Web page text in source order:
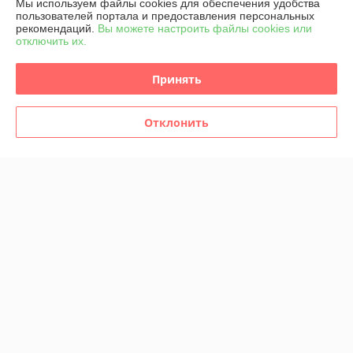
08.01.2026
Дмитриев
Мы используем файлы cookies для обеспечения удобства
пользователей портала и предоставления персональных
рекомендаций. Вы можете настроить файлы cookies или
отключить их.
Принять
Отклонить